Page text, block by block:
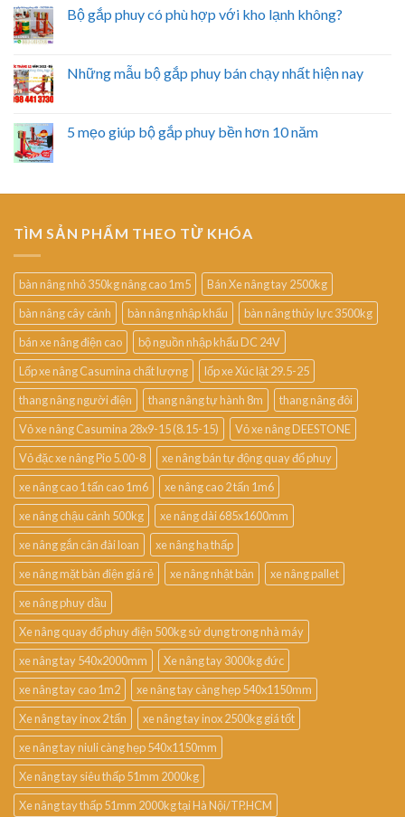
Bộ gắp phuy có phù hợp với kho lạnh không?
Những mẫu bộ gắp phuy bán chạy nhất hiện nay
5 mẹo giúp bộ gắp phuy bền hơn 10 năm
TÌM SẢN PHẨM THEO TỪ KHÓA
bàn nâng nhỏ 350kg nâng cao 1m5
Bán Xe nâng tay 2500kg
bàn nâng cây cảnh
bàn nâng nhập khẩu
bàn nâng thủy lực 3500kg
bán xe nâng điện cao
bộ nguồn nhập khẩu DC 24V
Lốp xe nâng Casumina chất lượng
lốp xe Xúc lật 29.5-25
thang nâng người điện
thang nâng tự hành 8m
thang nâng đôi
Vỏ xe nâng Casumina 28x9-15 (8.15-15)
Vỏ xe nâng DEESTONE
Vỏ đặc xe nâng Pio 5.00-8
xe nâng bán tự động quay đổ phuy
xe nâng cao 1 tấn cao 1m6
xe nâng cao 2 tấn 1m6
xe nâng chậu cảnh 500kg
xe nâng dài 685x1600mm
xe nâng gắn cân đài loan
xe nâng hạ thấp
xe nâng mặt bàn điện giá rẻ
xe nâng nhật bản
xe nâng pallet
xe nâng phuy dầu
Xe nâng quay đổ phuy điện 500kg sử dụng trong nhà máy
xe nâng tay 540x2000mm
Xe nâng tay 3000kg đức
xe nâng tay cao 1m2
xe nâng tay càng hẹp 540x1150mm
Xe nâng tay inox 2 tấn
xe nâng tay inox 2500kg giá tốt
xe nâng tay niuli càng hẹp 540x1150mm
Xe nâng tay siêu thấp 51mm 2000kg
Xe nâng tay thấp 51mm 2000kg tại Hà Nội/TP.HCM